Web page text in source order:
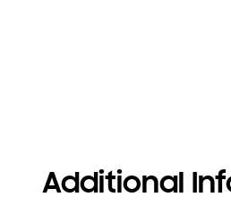
Additional